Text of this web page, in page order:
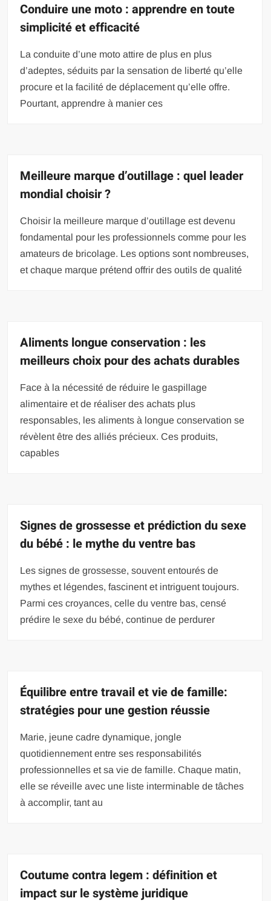
Conduire une moto : apprendre en toute
simplicité et efficacité
La conduite d’une moto attire de plus en plus
d’adeptes, séduits par la sensation de liberté qu’elle
procure et la facilité de déplacement qu’elle offre.
Pourtant, apprendre à manier ces
Meilleure marque d’outillage : quel leader
mondial choisir ?
Choisir la meilleure marque d’outillage est devenu
fondamental pour les professionnels comme pour les
amateurs de bricolage. Les options sont nombreuses,
et chaque marque prétend offrir des outils de qualité
Aliments longue conservation : les
meilleurs choix pour des achats durables
Face à la nécessité de réduire le gaspillage
alimentaire et de réaliser des achats plus
responsables, les aliments à longue conservation se
révèlent être des alliés précieux. Ces produits,
capables
Signes de grossesse et prédiction du sexe
du bébé : le mythe du ventre bas
Les signes de grossesse, souvent entourés de
mythes et légendes, fascinent et intriguent toujours.
Parmi ces croyances, celle du ventre bas, censé
prédire le sexe du bébé, continue de perdurer
Équilibre entre travail et vie de famille:
stratégies pour une gestion réussie
Marie, jeune cadre dynamique, jongle
quotidiennement entre ses responsabilités
professionnelles et sa vie de famille. Chaque matin,
elle se réveille avec une liste interminable de tâches
à accomplir, tant au
Coutume contra legem : définition et
impact sur le système juridique